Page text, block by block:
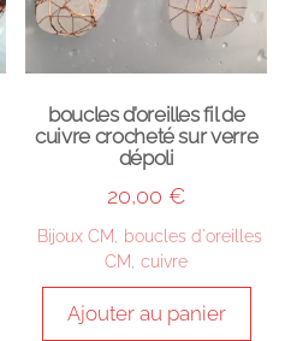
boucles d’oreilles fil de
cuivre crocheté sur verre
dépoli
20,00 €
Bijoux CM
boucles d'oreilles
CM cuivre
Ajouter au panier